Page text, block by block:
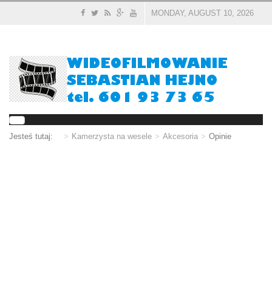
MONDAY, AUGUST 10, 2026
Jesteś tutaj: Kamerzysta na wesele Akcesoria Opinie